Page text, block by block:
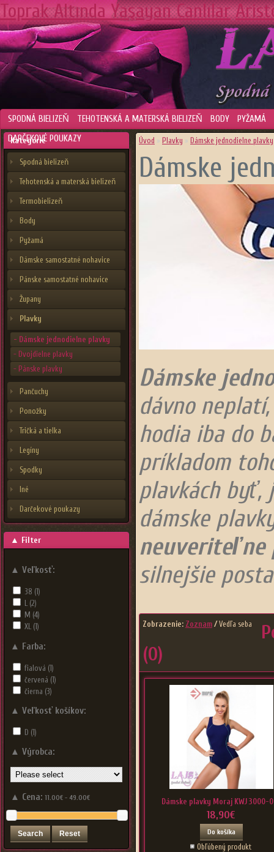
Toprak Altında Yaşayan Canlılar
SPODNÁ BIELIZEŇ TEHOTENSKÁ A MATERSKÁ BIELIZEŇ BODY
PYŽAMÁ
DARČEKOVÉ POUKAZY
Kategórie
Spodná bielizeň
Tehotenská a materská bielizeň
Termobielizeň
Body
Pyžamá
Dámske samostatné nohavice
Pánske samostatné nohavice
Župany
Plavky
- Dámske jednodielne plavky
- Dvojdielne plavky
- Pánske plavky
Pančuchy
Ponožky
Tričká a tielka
Legíny
Spodky
Iné
Darčekové poukazy
▲ Filter
▲ Veľkosť:
38 (1)
L (2)
M (4)
XL (1)
▲ Farba:
fialová (1)
červená (1)
čierna (3)
▲ Veľkosť košíkov:
D (1)
▲ Výrobca:
▲ Cena: 11.00€ - 49.00€
Úvod » Plavky » Dámske jednodielne plavky
Dámske
Dámske
dávno
hodia iba do
príkladom
plavkách byť,
dámske
neuveriteľne
silnejšie
Zobrazenie: Zoznam /Vedľa seba
(0)
Dámske plavky Moraj KWJ 3000-
18,90€
Do košíka
Obľúbený produkt